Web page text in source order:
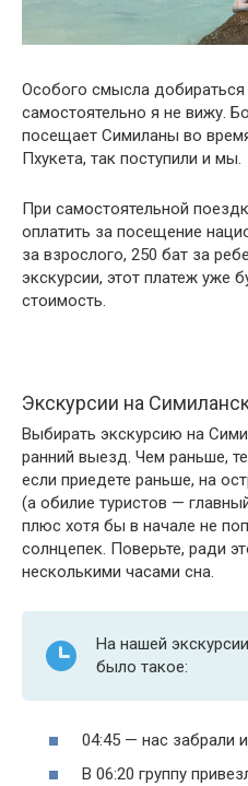
Особого смысла
самостоятельно я не вижу.
посещает Симиланы во
Пхукета, так поступили и мы.
При самостоятельной
оплатить за посещение
за взрослого, 250 бат за
экскурсии, этот платеж уже
стоимость.
Экскурсии на
Выбирать экскурсию на
ранний выезд. Чем раньше,
если приедете раньше, на
(а обилие туристов —
плюс хотя бы в начале не
солнцепек. Поверьте, ради
несколькими часами сна.
На нашей
было такое:
04:45 — нас забрали
В 06:20 группу